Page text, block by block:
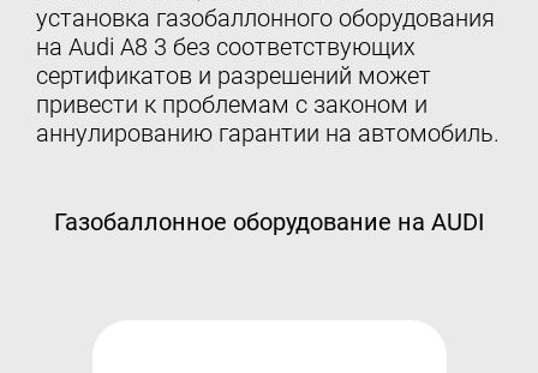
установка газобаллонного оборудования
на Audi A8 3 без соответствующих
сертификатов и разрешений может
привести к проблемам с законом и
аннулированию гарантии на автомобиль.
Газобаллонное оборудование на AUDI